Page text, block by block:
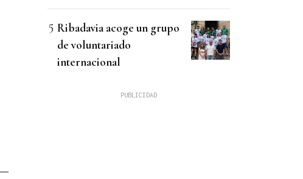
Ribadavia acoge un grupo
de voluntariado
internacional